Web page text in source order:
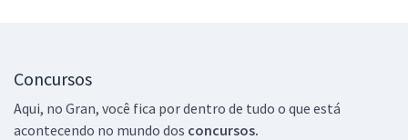
Concursos
Aqui, no Gran, você fica por dentro de tudo o que está
acontecendo no mundo dos concursos.